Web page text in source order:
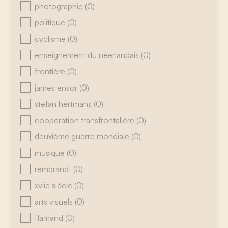
photographie (0)
politique (0)
cyclisme (0)
enseignement du néerlandais (0)
frontière (0)
james ensor (0)
stefan hertmans (0)
coopération transfrontalière (0)
deuxième guerre mondiale (0)
musique (0)
rembrandt (0)
xviie siècle (0)
arts visuels (0)
flamand (0)